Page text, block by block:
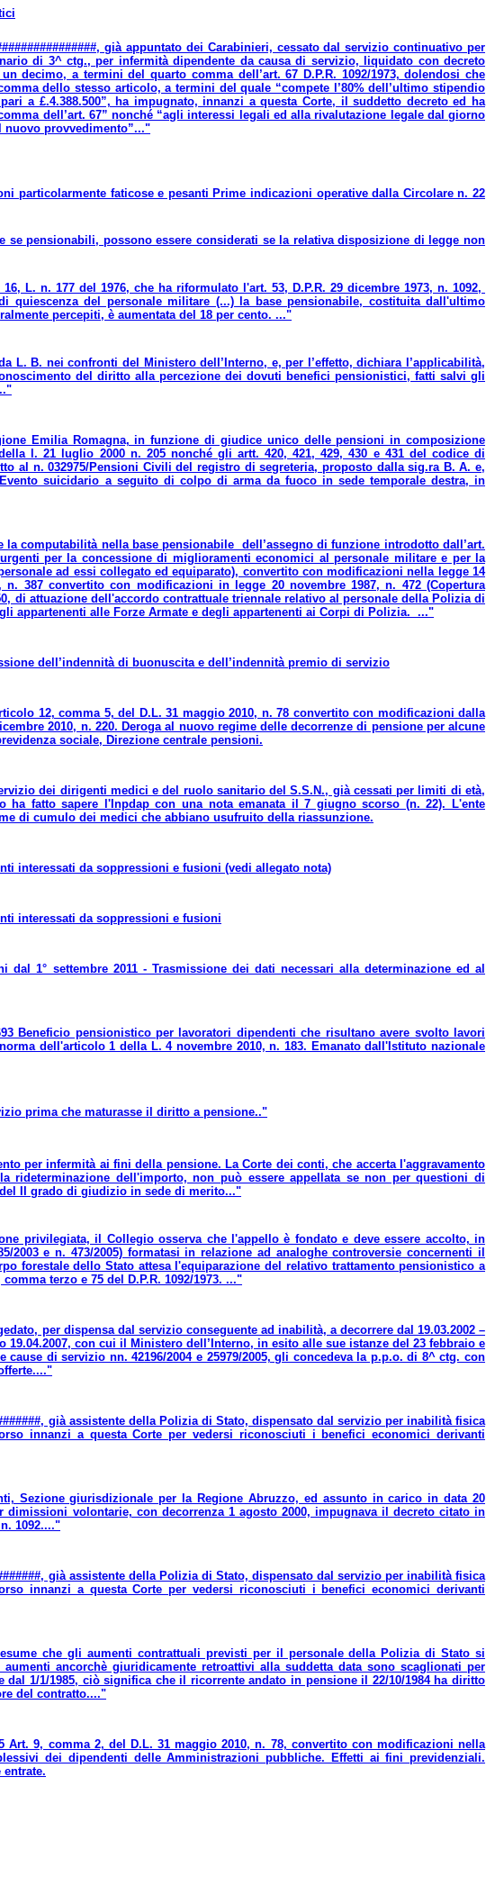
già appuntato dei Carabinieri, cessato dal servizio continuativo per
di 3^ ctg., per infermità dipendente da causa di servizio, liquidato con decreto
decimo, a termini del quarto comma dell’art. 67 D.P.R. 1092/1973, dolendosi che
dello stesso articolo, a termini del quale “compete l’80% dell’ultimo stipendio
a £.4.388.500”, ha impugnato, innanzi a questa Corte, il suddetto decreto ed ha
dell’art. 67” nonché “agli interessi legali ed alla rivalutazione legale dal giorno
nuovo provvedimento”..."
particolarmente faticose e pesanti Prime indicazioni operative dalla Circolare n. 22
pensionabili, possono essere considerati se la relativa disposizione di legge non
L. n. 177 del 1976, che ha riformulato l'art. 53, D.P.R. 29 dicembre 1973, n. 1092,
del personale militare (...) la base pensionabile, costituita dall'ultimo
percepiti, è aumentata del 18 per cento. ..."
L. B. nei confronti del Ministero dell’Interno, e, per l’effetto, dichiara l’applicabilità,
del diritto alla percezione dei dovuti benefici pensionistici, fatti salvi gli
Emilia Romagna, in funzione di giudice unico delle pensioni in composizione
l. 21 luglio 2000 n. 205 nonché gli artt. 420, 421, 429, 430 e 431 del codice di
al n. 032975/Pensioni Civili del registro di segreteria, proposto dalla sig.ra B. A. e,
suicidario a seguito di colpo di arma da fuoco in sede temporale destra, in
computabilità nella base pensionabile dell’assegno di funzione introdotto dall’art.
per la concessione di miglioramenti economici al personale militare e per la
ad essi collegato ed equiparato), convertito con modificazioni nella legge 14
n. 387 convertito con modificazioni in legge 20 novembre 1987, n. 472 (Copertura
di attuazione dell'accordo contrattuale triennale relativo al personale della Polizia di
appartenenti alle Forze Armate e degli appartenenti ai Corpi di Polizia. ..."
dell’indennità di buonuscita e dell’indennità premio di servizio
12, comma 5, del D.L. 31 maggio 2010, n. 78 convertito con modificazioni dalla
2010, n. 220. Deroga al nuovo regime delle decorrenze di pensione per alcune
sociale, Direzione centrale pensioni.
dei dirigenti medici e del ruolo sanitario del S.S.N., già cessati per limiti di età,
fatto sapere l'Inpdap con una nota emanata il 7 giugno scorso (n. 22). L'ente
di cumulo dei medici che abbiano usufruito della riassunzione.
interessati da soppressioni e fusioni (vedi allegato nota)
interessati da soppressioni e fusioni
1° settembre 2011 - Trasmissione dei dati necessari alla determinazione ed al
Beneficio pensionistico per lavoratori dipendenti che risultano avere svolto lavori
dell'articolo 1 della L. 4 novembre 2010, n. 183. Emanato dall'Istituto nazionale
prima che maturasse il diritto a pensione.."
per infermità ai fini della pensione. La Corte dei conti, che accerta l'aggravamento
rideterminazione dell'importo, non può essere appellata se non per questioni di
II grado di giudizio in sede di merito..."
privilegiata, il Collegio osserva che l'appello è fondato e deve essere accolto, in
e n. 473/2005) formatasi in relazione ad analoghe controversie concernenti il
forestale dello Stato attesa l'equiparazione del relativo trattamento pensionistico a
terzo e 75 del D.P.R. 1092/1973. ..."
per dispensa dal servizio conseguente ad inabilità, a decorrere dal 19.03.2002 –
con cui il Ministero dell’Interno, in esito alle sue istanze del 23 febbraio e
di servizio nn. 42196/2004 e 25979/2005, gli concedeva la p.p.o. di 8^ ctg. con
già assistente della Polizia di Stato, dispensato dal servizio per inabilità fisica
innanzi a questa Corte per vedersi riconosciuti i benefici economici derivanti
Sezione giurisdizionale per la Regione Abruzzo, ed assunto in carico in data 20
volontarie, con decorrenza 1 agosto 2000, impugnava il decreto citato in
1092...."
già assistente della Polizia di Stato, dispensato dal servizio per inabilità fisica
innanzi a questa Corte per vedersi riconosciuti i benefici economici derivanti
che gli aumenti contrattuali previsti per il personale della Polizia di Stato si
ancorchè giuridicamente retroattivi alla suddetta data sono scaglionati per
1/1/1985, ciò significa che il ricorrente andato in pensione il 22/10/1984 ha diritto
del contratto...."
Art. 9, comma 2, del D.L. 31 maggio 2010, n. 78, convertito con modificazioni nella
dei dipendenti delle Amministrazioni pubbliche. Effetti ai fini previdenziali.